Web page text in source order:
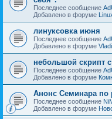
Последнее сообщение
Добавлено в форуме
линуксовка июня
Последнее сообщение
Добавлено в форуме
небольшой скрипт
Последнее сообщение
Добавлено в форуме
Анонс Семинара по
Последнее сообщение
Добавлено в форуме